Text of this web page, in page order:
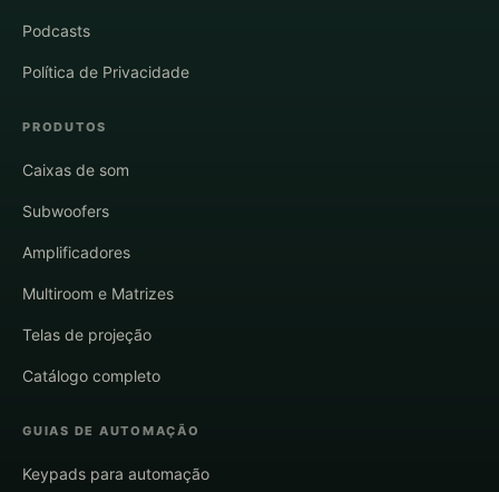
Podcasts
Política de Privacidade
PRODUTOS
Caixas de som
Subwoofers
Amplificadores
Multiroom e Matrizes
Telas de projeção
Catálogo completo
GUIAS DE AUTOMAÇÃO
Keypads para automação